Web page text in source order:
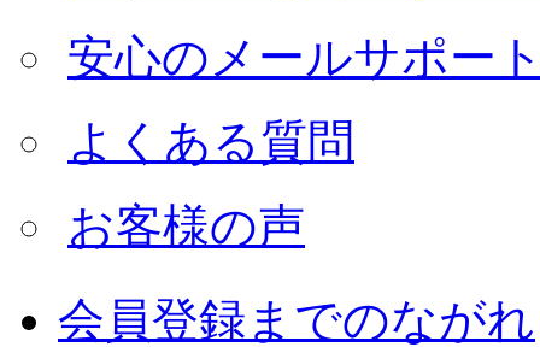
安心のメールサポー
よくある質問
お客様の声
会員登録までのながれ